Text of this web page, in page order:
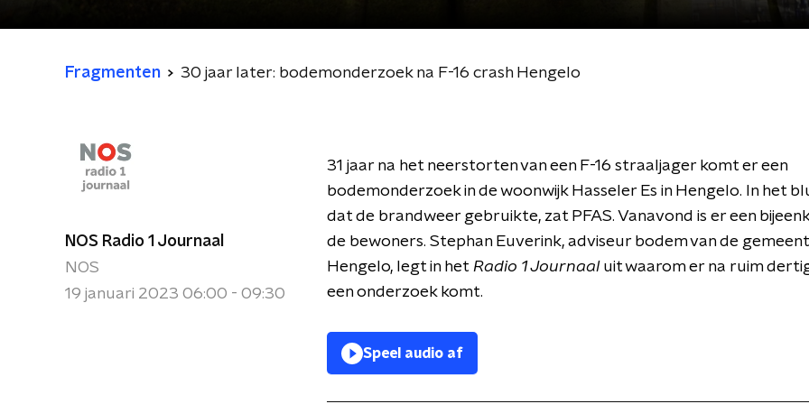
Fragmenten 30 jaar later: bodemonderzoek na F-16 crash Hengelo
NOS Radio 1 Journaal
NOS
19 januari 2023 06:00 - 09:30
31 jaar na het neerstorten van een F-16 straaljager komt er een
bodemonderzoek in de woonwijk Hasseler Es in Hengelo. In het
dat de brandweer gebruikte, zat PFAS. Vanavond is er een
de bewoners. Stephan Euverink, adviseur bodem van de
Hengelo, legt in het Radio 1 Journaal uit waarom er na ruim
een onderzoek komt.
Speel audio af